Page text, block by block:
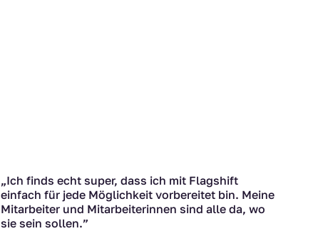
„Ich finds echt super, dass ich mit Flagshift
einfach für jede Möglichkeit vorbereitet bin. Meine
Mitarbeiter und Mitarbeiterinnen sind alle da, wo
sie sein sollen.”